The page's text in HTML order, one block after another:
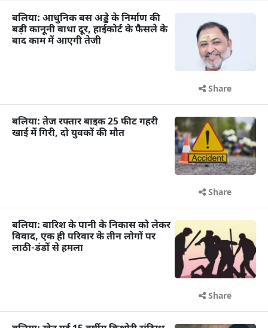
बलिया: आधुनिक बस अड्डे के निर्माण की
बड़ी कानूनी बाधा दूर, हाईकोर्ट के फैसले के
बाद काम में आएगी तेजी
Share
बलिया: तेज रफ्तार बाइक 25 फीट गहरी
खाई में गिरी, दो युवकों की मौत
Share
बलिया: बारिश के पानी के निकास को लेकर
विवाद, एक ही परिवार के तीन लोगों पर
लाठी-डंडों से हमला
Share